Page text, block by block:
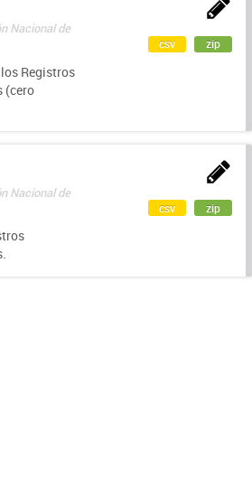
Nacional de
Registros
(cero
csv zip
Nacional de
csv zip